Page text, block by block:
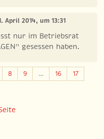
April 2014, um 13:31
nur im Betriebsrat
gesessen haben.
8 9 … 16
17